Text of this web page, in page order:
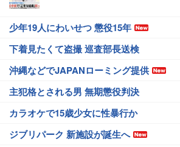
少年19人にわいせつ 懲役15年
下着見たくて盗撮 巡査部長送検
沖縄などでJAPANローミング提供
主犯格とされる男 無期懲役判決
カラオケで15歳少女に性暴行か
ジブリパーク 新施設が誕生へ